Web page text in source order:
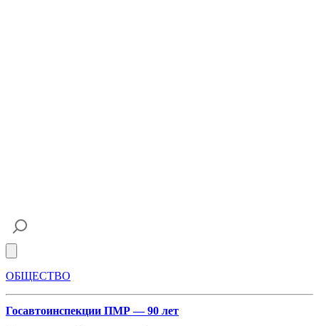
ОБЩЕСТВО
Госавтоинспекции ПМР — 90 лет